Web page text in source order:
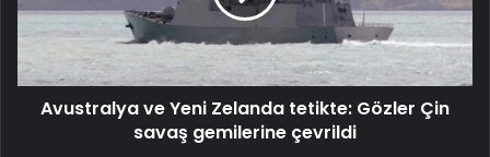
Gözler
Çin
savaş
gemilerine
çevrildi
Avustralya ve Yeni Zelanda tetikte: Gözler Çin
savaş gemilerine çevrildi